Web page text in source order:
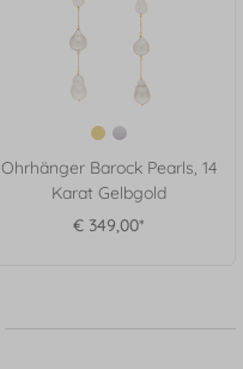
Ohrhänger Barock Pearls, 14
Karat Gelbgold
€ 349,00*